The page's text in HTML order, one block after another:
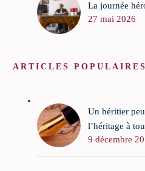
La journée
27 mai 2026
ARTICLES POPULAIRES
Un héritier
l’héritage à
9 décembre